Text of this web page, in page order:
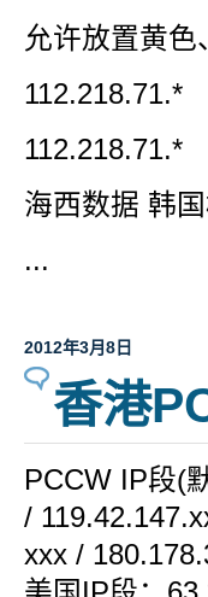
允许放置黄
112.218.71.*
112.218.71.*
海西数据 韩
...
2012年3月8日
香港
PCCW IP段(
/
xxx /